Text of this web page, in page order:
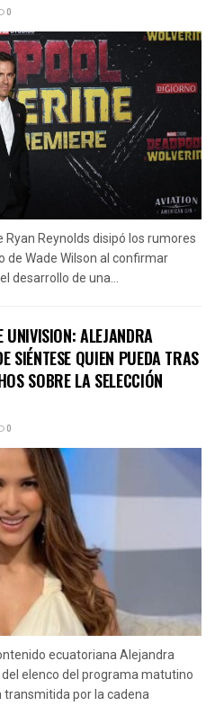
0
Reynolds disipó los rumores
Wade Wilson al confirmar
desarrollo de una...
ALEJANDRA
SIÉNTESE QUIEN PUEDA TRAS
SOBRE LA SELECCIÓN
0
ecuatoriana Alejandra
elenco del programa matutino
transmitida por la cadena